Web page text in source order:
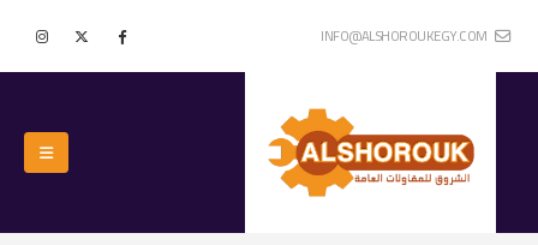
INFO@ALSHOROUKEGY.COM